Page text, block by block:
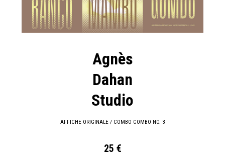
Agnès
Dahan
Studio
AFFICHE ORIGINALE / COMBO COMBO NO. 3
25 €